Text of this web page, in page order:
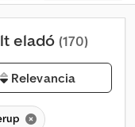
eladó (170)
Relevancia